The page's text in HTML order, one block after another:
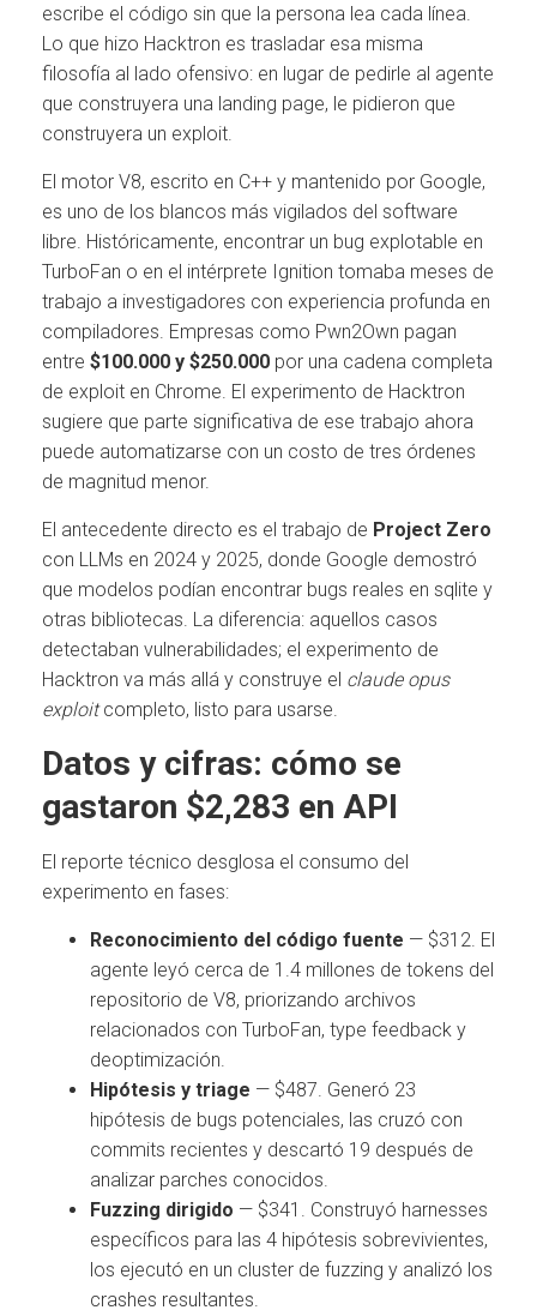
escribe el código sin que la persona lea cada línea.
Lo que hizo Hacktron es trasladar esa misma
filosofía al lado ofensivo: en lugar de pedirle al agente
que construyera una landing page, le pidieron que
construyera un exploit.
El motor V8, escrito en C++ y mantenido por Google,
es uno de los blancos más vigilados del software
libre. Históricamente, encontrar un bug explotable en
TurboFan o en el intérprete Ignition tomaba meses de
trabajo a investigadores con experiencia profunda en
compiladores. Empresas como Pwn2Own pagan
entre $100.000 y $250.000 por una cadena completa
de exploit en Chrome. El experimento de Hacktron
sugiere que parte significativa de ese trabajo ahora
puede automatizarse con un costo de tres órdenes
de magnitud menor.
El antecedente directo es el trabajo de Project Zero
con LLMs en 2024 y 2025, donde Google demostró
que modelos podían encontrar bugs reales en sqlite y
otras bibliotecas. La diferencia: aquellos casos
detectaban vulnerabilidades; el experimento de
Hacktron va más allá y construye el claude opus
exploitcompleto, listo para usarse.
Datos y cifras: cómo se
gastaron $2,283 en API
El reporte técnico desglosa el consumo del
experimento en fases:
Reconocimiento del código fuente — $312. El
agente leyó cerca de 1.4 millones de tokens del
repositorio de V8, priorizando archivos
relacionados con TurboFan, type feedback y
deoptimización.
Hipótesis y triage — $487. Generó 23
hipótesis de bugs potenciales, las cruzó con
commits recientes y descartó 19 después de
analizar parches conocidos.
Fuzzing dirigido — $341. Construyó harnesses
específicos para las 4 hipótesis sobrevivientes,
los ejecutó en un cluster de fuzzing y analizó los
crashes resultantes.